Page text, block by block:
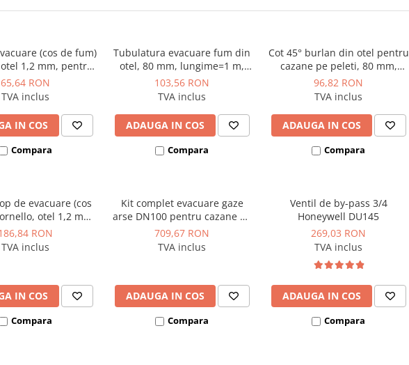
(cos de fum)
1,2 mm, pentru
seminee pe peleti,
80 mm, garnitura
65,64 RON
TVA inclus
IN COS
Compara
Tubulatura evacuare fum din
otel, 80 mm, lungime=1 m,
negru, Kolo Tech
103,56 RON
TVA inclus
ADAUGA IN COS
Compara
Cot 45° burlan din otel pentru
cazane pe peleti, 80 mm,
negru, Kolo Tech
96,82 RON
TVA inclus
ADAUGA IN COS
Compara
de evacuare (cos
otel 1,2 mm,
si seminee pe
diametru 80 mm,
RON
TVA inclus
IN COS
Compara
Kit complet evacuare gaze
arse DN100 pentru cazane pe
peleti 25kW KEPO
709,67 RON
TVA inclus
ADAUGA IN COS
Compara
Ventil de by-pass 3/4
Honeywell DU145
269,03 RON
TVA inclus
ADAUGA IN COS
Compara